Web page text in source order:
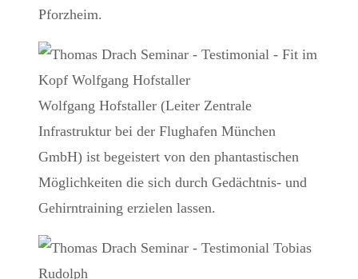
Pforzheim.
Wolfgang Hofstaller (Leiter Zentrale
Infrastruktur bei der Flughafen München
GmbH) ist begeistert von den phantastischen
Möglichkeiten die sich durch Gedächtnis- und
Gehirntraining erzielen lassen.